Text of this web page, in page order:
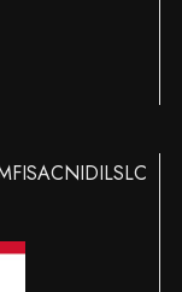
FISACNIDILSLC